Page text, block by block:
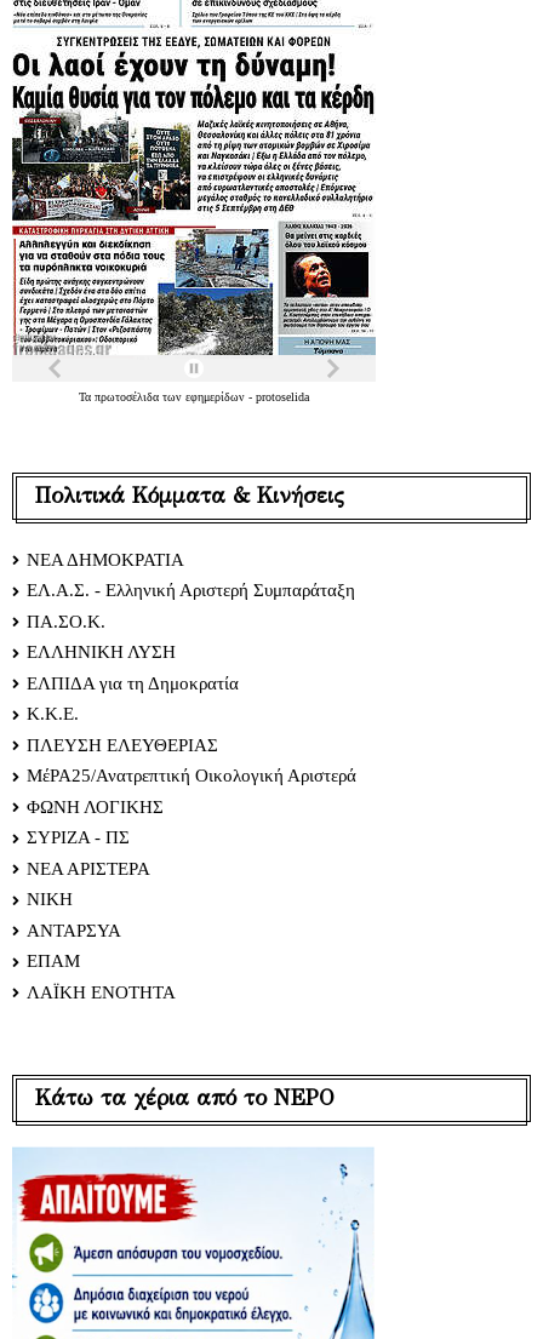
Τα πρωτοσέλιδα των εφημερίδων - protoselida
Πολιτικά Κόμματα & Κινήσεις
ΝΕΑ ΔΗΜΟΚΡΑΤΙΑ
ΕΛ.Α.Σ. - Ελληνική Αριστερή Συμπαράταξη
ΠΑ.ΣΟ.Κ.
ΕΛΛΗΝΙΚΗ ΛΥΣΗ
ΕΛΠΙΔΑ για τη Δημοκρατία
Κ.Κ.Ε.
ΠΛΕΥΣΗ ΕΛΕΥΘΕΡΙΑΣ
ΜέΡΑ25/Ανατρεπτική Οικολογική Αριστερά
ΦΩΝΗ ΛΟΓΙΚΗΣ
ΣΥΡΙΖΑ - ΠΣ
ΝΕΑ ΑΡΙΣΤΕΡΑ
ΝΙΚΗ
ΑΝΤΑΡΣΥΑ
ΕΠΑΜ
ΛΑΪΚΗ ΕΝΟΤΗΤΑ
Κάτω τα χέρια από το ΝΕΡΟ